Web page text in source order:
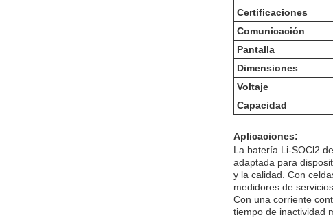
Certificaciones
Comunicación
Pantalla
Dimensiones
Voltaje
Capacidad
Aplicaciones:
La batería Li-SOCl2
adaptada para
y la calidad. Con
medidores de
Con una corriente
tiempo de inactividad